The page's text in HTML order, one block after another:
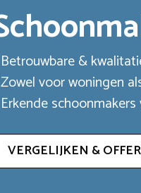
Betrouwbare &
Zowel voor woningen
VERGELIJKEN &